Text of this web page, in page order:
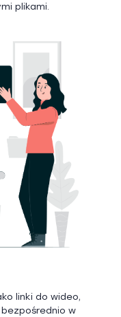
plikami.
linki do wideo,
w